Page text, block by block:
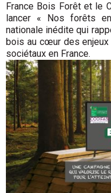
France Bois Forêt et le
lancer « Nos forêts
nationale inédite qui
bois au cœur des enjeux
sociétaux en France.